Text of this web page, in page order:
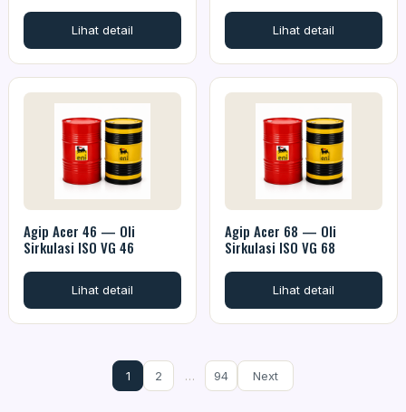
Lihat detail Lihat detail
Agip Acer 46 — Oli
Sirkulasi ISO VG 46
Lihat detail
Agip Acer 68 — Oli
Sirkulasi ISO VG 68
Lihat detail
1 2 … 94 Next